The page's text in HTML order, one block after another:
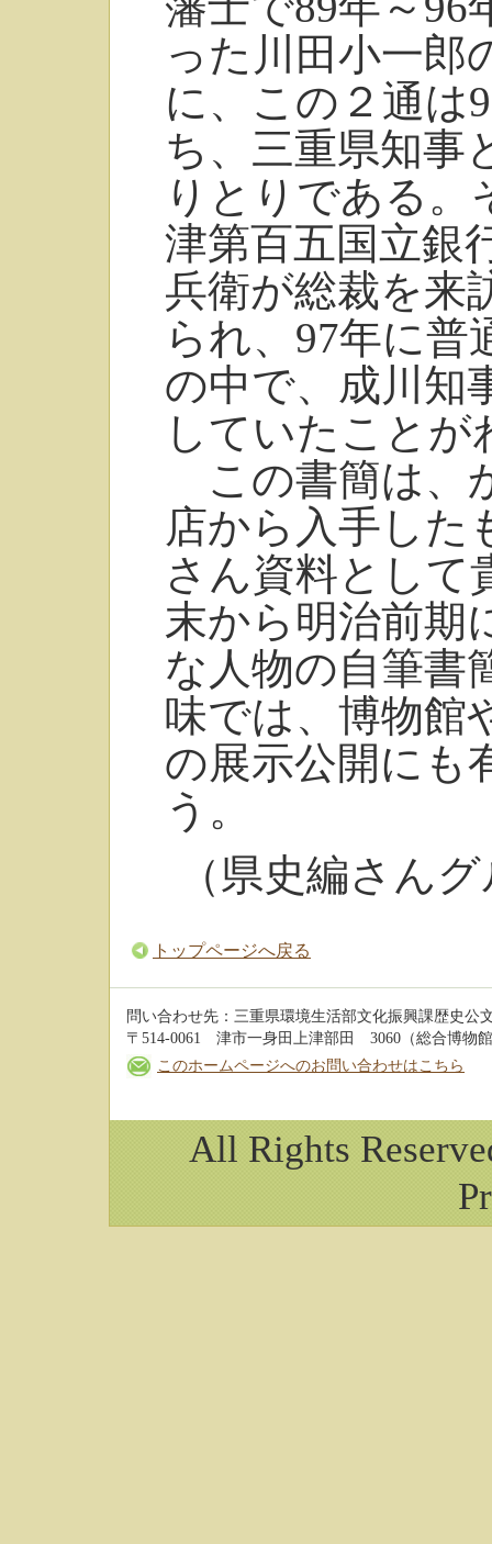
った川田小一郎
に、この２通は
ち、三重県知事
りとりである。
津第百五国立銀
兵衛が総裁を来
られ、97年に普
の中で、成川知
していたことが
この書簡は、
店から入手した
さん資料として
末から明治前期
な人物の自筆書
味では、博物館
の展示公開にも
う。
（県史編さ
トップページへ戻る
問い合わせ先：三重県環境生活部文化振興課歴史公
〒514-0061 津市一身田上津部田 3060（総合博物
このホームページへのお問い合わせはこちら
All Rights